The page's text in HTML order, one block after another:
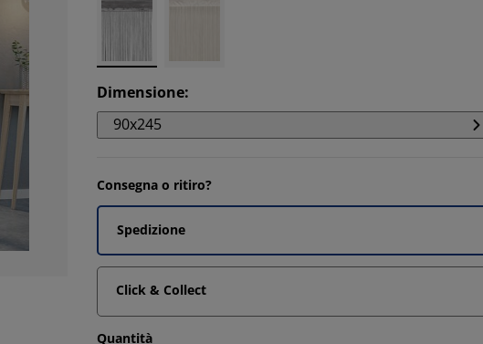
Dimensione:
90x245
Consegna o ritiro?
Spedizione
Click & Collect
Quantità